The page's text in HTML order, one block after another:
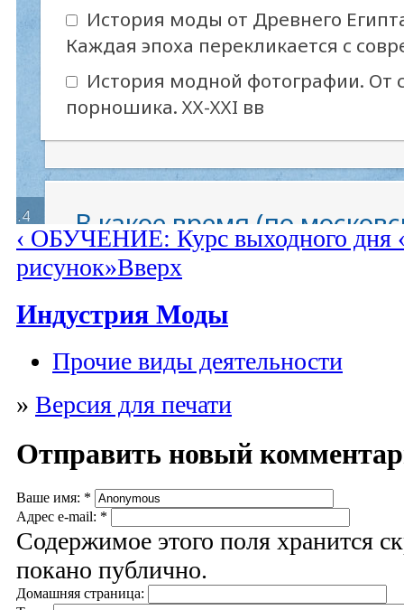
‹ ОБУЧЕНИЕ: Курс выходного дня
рисунок»Вверх
Индустрия Моды
Прочие виды деятельности
» Версия для печати
Отправить новый
Ваше имя: *
Адрес e-mail: *
Содержимое этого поля хранится
покано публично.
Домашняя страница: